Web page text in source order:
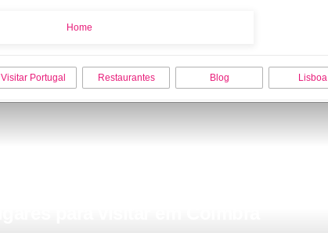
Home
Visitar Portugal Restaurantes Blog Lisboa